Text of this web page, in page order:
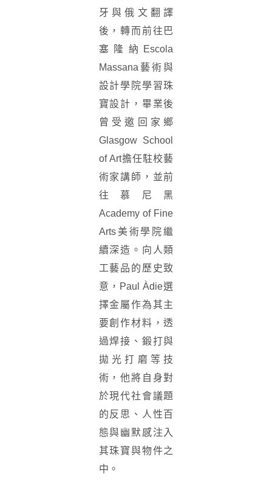
牙與俄文翻譯
後，轉而前往巴
塞隆納Escola
Massana藝術與
設計學院學習珠
寶設計，畢業後
曾受邀回家鄉
Glasgow School
of Art擔任駐校藝
術家講師，並前
往慕尼黑
Academy of Fine
Arts美術學院繼
續深造。向人類
工藝品的歷史致
意，Paul Àdie選
擇金屬作為其主
要創作材料，透
過焊接、鍛打與
拋光打磨等技
術，他將自身對
於現代社會議題
的反思、人性百
態與幽默感注入
其珠寶與物件之
中。